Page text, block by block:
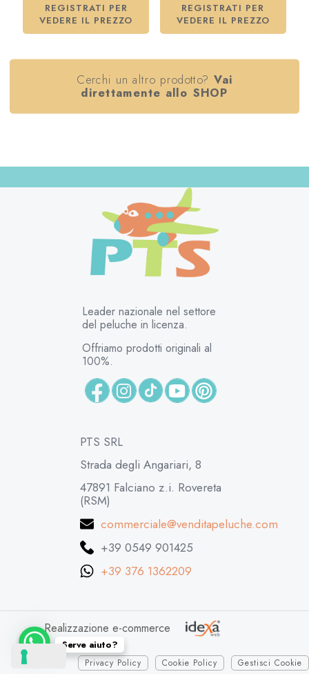
REGISTRATI PER
VEDERE IL PREZZO
REGISTRATI PER
VEDERE IL PREZZO
Cerchi un altro prodotto? Vai
direttamente allo SHOP
Leader nazionale nel settore
del peluche in licenza.
Offriamo prodotti originali al
100%.
PTS SRL
Strada degli Angariari, 8
47891 Falciano z.i. Rovereta
(RSM)
commerciale@venditapeluche.com
+39 0549 901425
+39 376 1362209
Realizzazione e-commerce
Privacy Policy Cookie Policy Gestisci Cookie
Serve aiuto?